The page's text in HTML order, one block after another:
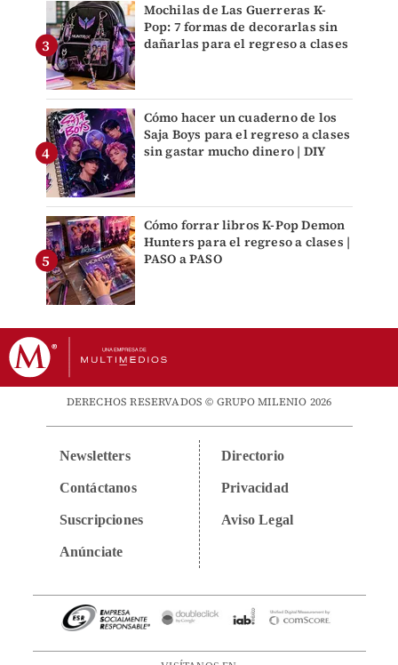
Mochilas de Las Guerreras K-
Pop: 7 formas de decorarlas sin
dañarlas para el regreso a clases
Cómo hacer un cuaderno de los
Saja Boys para el regreso a clases
sin gastar mucho dinero | DIY
Cómo forrar libros K-Pop Demon
Hunters para el regreso a clases |
PASO a PASO
DERECHOS RESERVADOS © GRUPO MILENIO 2026
Newsletters
Contáctanos
Suscripciones
Anúnciate
Directorio
Privacidad
Aviso Legal